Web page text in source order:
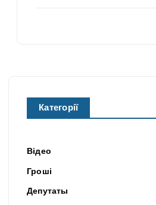
Категорії
Відео
Гроші
Депутаты